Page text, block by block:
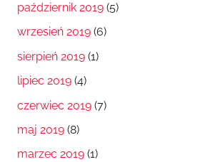
październik 2019 (5)
wrzesień 2019 (6)
sierpień 2019 (1)
lipiec 2019 (4)
czerwiec 2019 (7)
maj 2019 (8)
marzec 2019 (1)